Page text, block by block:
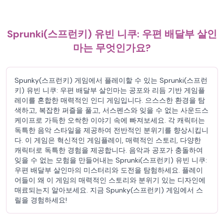
Sprunki(스프런키) 유빈 니쿠: 우편 배달부 살인
마는 무엇인가요?
Spunky(스프런키) 게임에서 플레이할 수 있는 Sprunki(스프런
키) 유빈 니쿠: 우편 배달부 살인마는 공포와 리듬 기반 게임플
레이를 혼합한 매력적인 인디 게임입니다. 으스스한 환경을 탐
색하고, 복잡한 퍼즐을 풀고, 서스펜스와 잊을 수 없는 사운드스
케이프로 가득한 오싹한 이야기 속에 빠져보세요. 각 캐릭터는
독특한 음악 스타일을 제공하여 전반적인 분위기를 향상시킵니
다. 이 게임은 혁신적인 게임플레이, 매력적인 스토리, 다양한
캐릭터로 독특한 경험을 제공합니다. 음악과 공포가 충돌하여
잊을 수 없는 모험을 만들어내는 Sprunki(스프런키) 유빈 니쿠:
우편 배달부 살인마의 미스터리와 도전을 탐험하세요. 플레이
어들이 왜 이 게임의 매력적인 스토리와 분위기 있는 디자인에
매료되는지 알아보세요. 지금 Spunky(스프런키) 게임에서 스
릴을 경험하세요!